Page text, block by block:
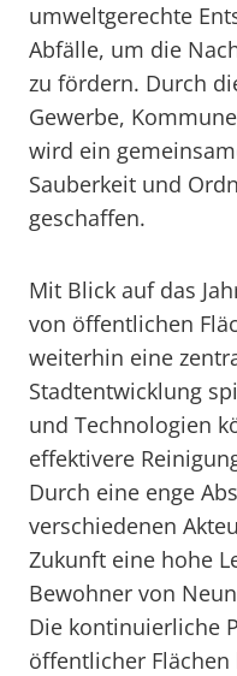
umweltgerechte
Abfälle, um die
zu fördern. Durch
Gewerbe,
wird ein
Sauberkeit und
geschaffen.
Mit Blick auf das
von öffentlichen
weiterhin eine
Stadtentwicklung
und Technologien
effektivere
Durch eine enge
verschiedenen
Zukunft eine hohe
Bewohner von
Die kontinuierliche
öffentlicher